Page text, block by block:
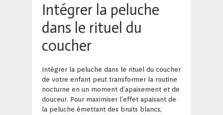
Intégrer la peluche
dans le rituel du
coucher
Intégrer la peluche dans le rituel du coucher
de votre enfant peut transformer la routine
nocturne en un moment d’apaisement et de
douceur. Pour maximiser l’effet apaisant de
la peluche émettant des bruits blancs,